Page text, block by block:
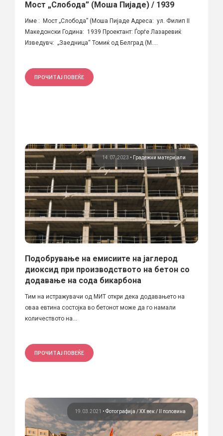
Мост „Слобода” (Моша Пијаде) / 1939
Име : Мост „Слобода” (Моша Пијаде Aдреса: ул. Филип II
Македонски Година: 1939 Проектант: Ѓорѓе Лазаревиќ
Изведувч: „Заедница“ Томиќ од Белград (M....
ПРОЧИТАЈ ПОВЕЌЕ
14.07.2023 • Градежни материјали
Подобрување на емисиите на јаглерод
диоксид при производството на бетон со
додавање на сода бикарбона
Тим на истражувачи од МИТ откри дека додавањето на
оваа евтина состојка во бетонот може да го намали
количеството на...
ПРОЧИТАЈ ПОВЕЌЕ
19.03.2021 • Фотографија ХХ век / II половина